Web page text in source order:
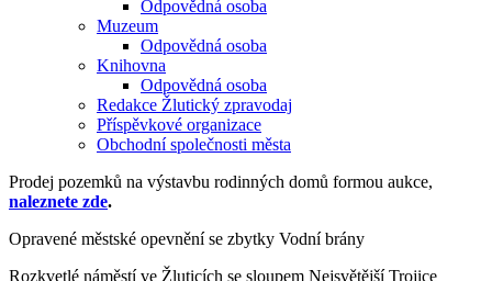
Odpovědná osoba
Muzeum
Odpovědná osoba
Knihovna
Odpovědná osoba
Redakce Žlutický zpravodaj
Příspěvkové organizace
Obchodní společnosti města
Prodej pozemků na výstavbu rodinných domů formou aukce,
naleznete zde.
Opravené městské opevnění se zbytky Vodní brány
Rozkvetlé náměstí ve Žluticích se sloupem Nejsvětější Trojice